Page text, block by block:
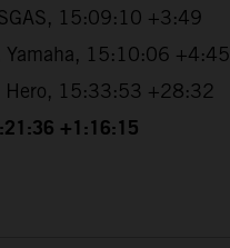
15:09:10 +3:49
Yamaha, 15:10:06 +4:45
Hero, 15:33:53 +28:32
+1:16:15